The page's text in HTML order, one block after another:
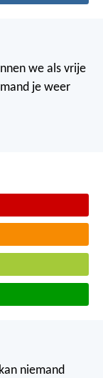
we als vrije
je weer
niemand